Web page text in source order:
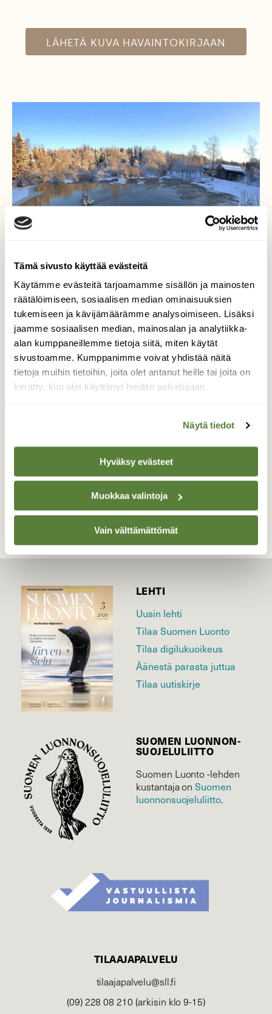
Tämä sivusto käyttää evästeitä
Käytämme evästeitä tarjoamamme sisällön ja mainosten
räätälöimiseen, sosiaalisen median ominaisuuksien
tukemiseen ja kävijämäärämme analysoimiseen. Lisäksi
jaamme sosiaalisen median, mainosalan ja analytiikka-
alan kumppaneillemme tietoja siitä, miten käytät
sivustoamme. Kumppanimme voivat yhdistää näitä
tietoja muihin tietoihin, joita olet antanut heille tai joita on
kerätty, kun olet käyttänyt heidän palvelujaan.
Näytä tiedot
Hyväksy evästeet
Muokkaa valintoja
Vain välttämättömät
LÄHETÄ KUVA HAVAINTOKIRJAAN
Talven tuntua, edes hetken.
Kovin vähissä on namä talviset hetket
nykyään eteläisessä Suomessa.
TAKAISIN LISTAAN
LEHTI
Uusin lehti
Tilaa Suomen Luonto
Tilaa digilukuoikeus
Äänestä parasta juttua
Tilaa uutiskirje
SUOMEN LUONNON­
SUOJELU­LIITTO
Suomen Luonto -lehden
kustantaja onSuomen
luonnonsuojelu­liitto.
TILAAJAPALVELU
tilaajapalvelu@sll.fi
(09) 228 08 210 (arkisin klo 9-15)